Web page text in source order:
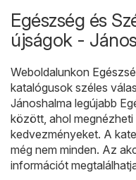
Egészség és
újságok -
Weboldalunkon
katalógusok széles
Jánoshalma legújabb
között, ahol
kedvezményeket. A
még nem minden. Az
információt